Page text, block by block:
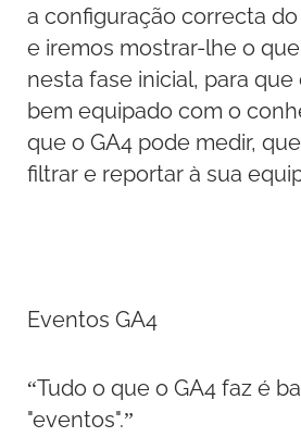
a configuração correcta
e iremos mostrar-lhe o
nesta fase inicial, para que
bem equipado com o
que o GA4 pode medir,
filtrar e reportar à sua
Eventos GA4
“Tudo o que o GA4 faz é
"eventos".”